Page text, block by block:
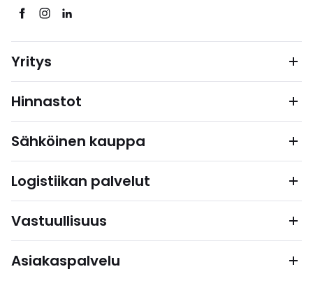
Yritys
Hinnastot
Sähköinen kauppa
Logistiikan palvelut
Vastuullisuus
Asiakaspalvelu